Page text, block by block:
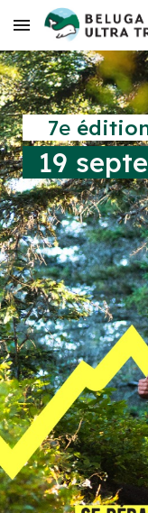
Skip to main content
7e
19